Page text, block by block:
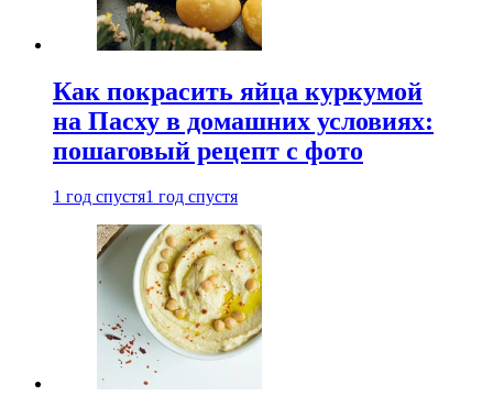
Как покрасить яйца куркумой
на Пасху в домашних условиях:
пошаговый рецепт с фото
1 год спустя1 год спустя